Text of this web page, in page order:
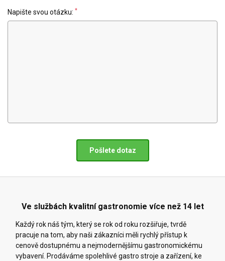
Napište svou otázku: *
Pošlete dotaz
Ve službách kvalitní gastronomie více než 14 let
Každý rok náš tým, který se rok od roku rozšiřuje, tvrdě
pracuje na tom, aby naši zákazníci měli rychlý přístup k
cenově dostupnému a nejmodernějšímu gastronomickému
vybavení. Prodáváme spolehlivé gastro stroje a zařízení, ke